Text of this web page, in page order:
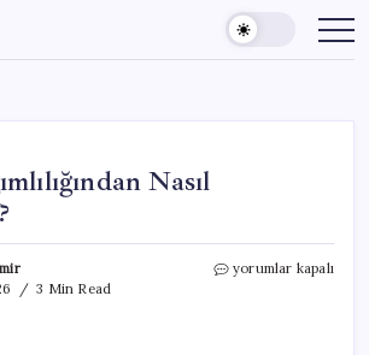
Nasıl
3 Min Read
Kumar
yorumlar kapalı